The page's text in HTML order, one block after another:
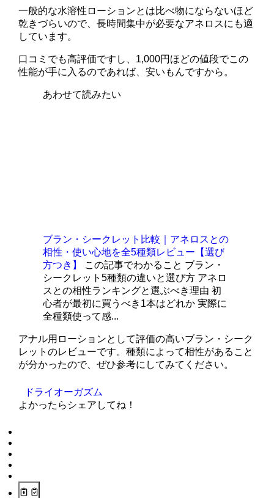
一般的な水溶性ローションとは比べ物にならないほど
乾きづらいので、長時間集中が必要なアネロスにも適
しています。
口コミでも高評価ですし、1,000円ほどの値段でこの
性能が手に入るのであれば、安いもんですから。
あわせて読みたい
ブラン・シークレット比較｜アネロスとの
相性・使い心地を全5種類レビュー【選び
方つき】
この記事でわかること ブラン・
シークレット5種類の違いと選び方 アネロ
スとの相性ランキングと選ぶべき理由 初
心者が最初に買うべき1本はどれか 実際に
全種類使って感...
アナル用ローションとして評価の高いブラン・シーク
レットのレビューです。種類によって相性があること
が分かったので、ぜひ参考にしてみてください。
ドライオーガズム
よかったらシェアしてね！